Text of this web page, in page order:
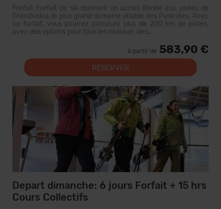
Forfait Forfait de ski donnant un accès illimité aux pistes de
Grandvalira, le plus grand domaine skiable des Pyrénées. Avec
ce forfait, vous pourrez parcourir plus de 200 km de pistes,
avec des options pour tous les niveaux, des...
à partir de 583,90 €
RÉSERVER
Depart dimanche: 6 jours Forfait + 15 hrs
Cours Collectifs